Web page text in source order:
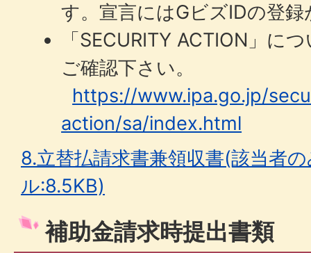
す。宣言にはGビズIDの登
「SECURITY ACTION」に
ご確認下さい。
https://www.ipa.go.jp/
action/sa/index.html
8.立替払請求書兼領収書(該当者
ル:8.5KB)
補助金請求時提出書類